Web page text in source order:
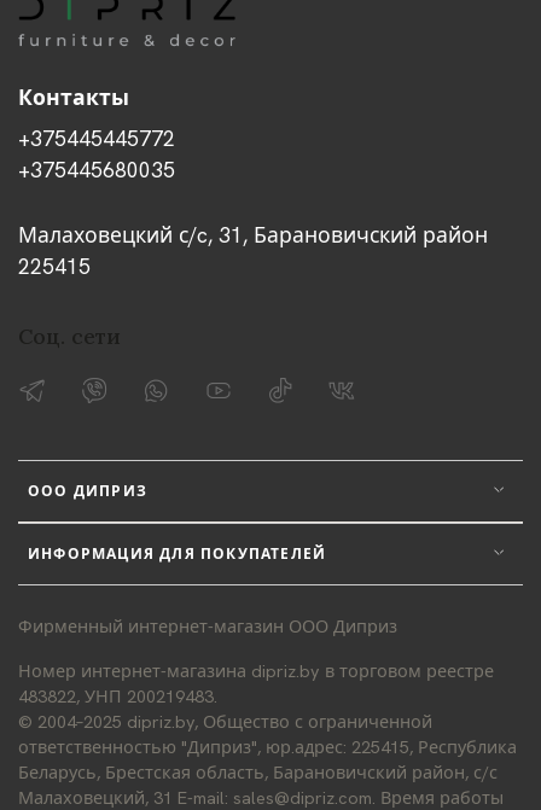
ООО ДИПРИЗ
ИНФОРМАЦИЯ ДЛЯ ПОКУПАТЕЛЕЙ
Контакты
+375445445772
+375445680035
Малаховецкий с/c, 31, Барановичский район
225415
Соц. сети
Фирменный интернет-магазин ООО Диприз
Номер интернет-магазина dipriz.by в торговом реестре
483822, УНП 200219483.
© 2004–2025 dipriz.by, Общество с ограниченной
ответственностью "Диприз", юр.адрес: 225415, Республика
Беларусь, Брестская область, Барановичский район, с/с
Малаховецкий, 31 E-mail: sales@dipriz.com. Время работы